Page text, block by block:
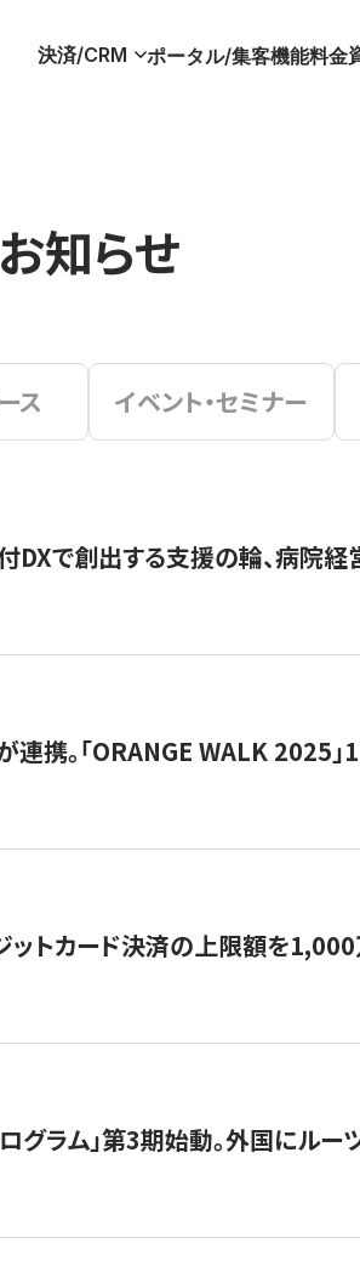
決済/CRM ポータル/集客機能料金
お知らせ
ス イベント・セミナー
DXで創出する支援の輪、病院
携。「ORANGE WALK 2025」
ットカード決済の上限額を
グラム」第3期始動。外国にル